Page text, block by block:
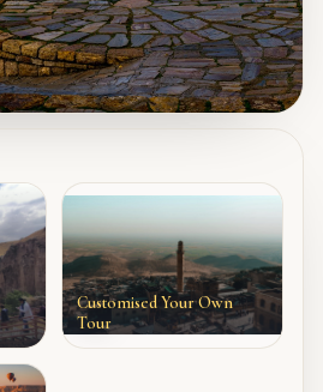
Customised Your Own
Tour